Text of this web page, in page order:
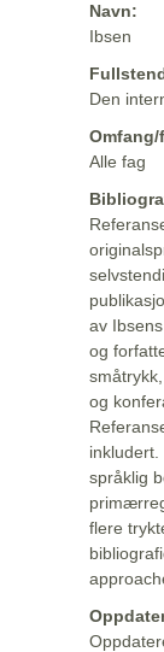
Navn:
Ibsen
Den
Omfang/
Alle fag
av
og
og
språklig
flere